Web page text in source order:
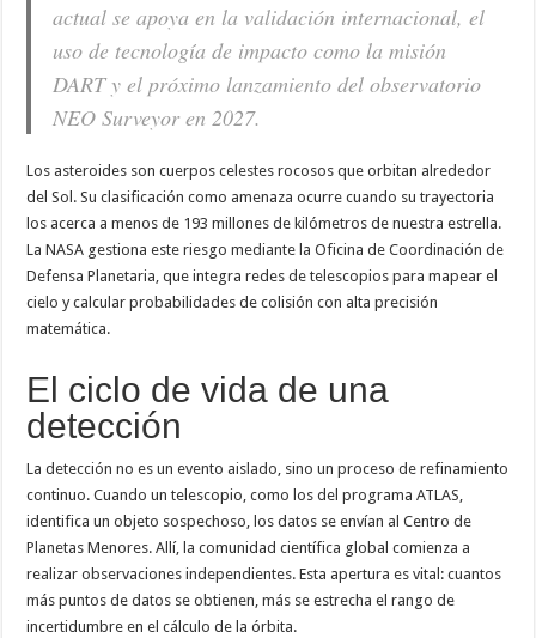
actual se apoya en la validación internacional, el
uso de tecnología de impacto como la misión
DART y el próximo lanzamiento del observatorio
NEO Surveyor en 2027.
Los asteroides son cuerpos celestes rocosos que orbitan alrededor
del Sol. Su clasificación como amenaza ocurre cuando su trayectoria
los acerca a menos de 193 millones de kilómetros de nuestra estrella.
La NASA gestiona este riesgo mediante la Oficina de Coordinación de
Defensa Planetaria, que integra redes de telescopios para mapear el
cielo y calcular probabilidades de colisión con alta precisión
matemática.
El ciclo de vida de una
detección
La detección no es un evento aislado, sino un proceso de refinamiento
continuo. Cuando un telescopio, como los del programa ATLAS,
identifica un objeto sospechoso, los datos se envían al Centro de
Planetas Menores. Allí, la comunidad científica global comienza a
realizar observaciones independientes. Esta apertura es vital: cuantos
más puntos de datos se obtienen, más se estrecha el rango de
incertidumbre en el cálculo de la órbita.